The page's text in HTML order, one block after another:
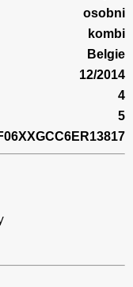
osobni
kombi
Belgie
12/2014
4
5